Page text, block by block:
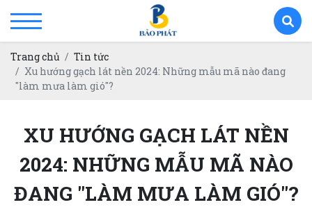
Trang chủ
Tin tức
Xu hướng gạch lát nền 2024: Những mẫu mã nào đang
"làm mưa làm gió"?
XU HƯỚNG GẠCH LÁT NỀN
2024: NHỮNG MẪU MÃ NÀO
ĐANG "LÀM MƯA LÀM GIÓ"?